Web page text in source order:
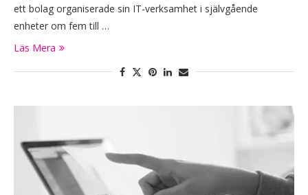
ett bolag organiserade sin IT-verksamhet i självgående
enheter om fem till …
Läs Mera